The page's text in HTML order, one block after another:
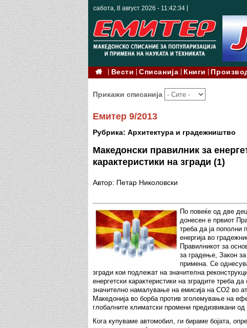
сабота, 8 август 2026 - 11:42:36
Вести Списанија Книги
Прикажи списанија
Емитер 9/2013
Рубрика: Архитектура и градежништво
Македонски правилник за
карактеристики на згради (1)
Автор: Петар Николовски
По повеќе од две
донесен е првиот
треба да ја пополни
енергија во
Правилникот за
за градење, Закон
примена. Се
згради кои подлежат на значителна
енергетски карактеристики на зградите треба
значително намалување на емисија на CO2 во
Македонија во борба против зголемување на
глобалните климатски промени предизвикани од
Кога купуваме автомобил, ги бираме бојата,